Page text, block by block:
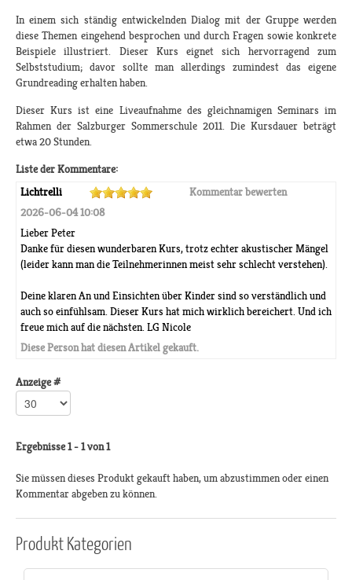
In einem sich ständig entwickelnden Dialog mit der Gruppe werden
diese Themen eingehend besprochen und durch Fragen sowie konkrete
Beispiele illustriert. Dieser Kurs eignet sich hervorragend zum
Selbststudium; davor sollte man allerdings zumindest das eigene
Grundreading erhalten haben.
Dieser Kurs ist eine Liveaufnahme des gleichnamigen Seminars im
Rahmen der Salzburger Sommerschule 2011. Die Kursdauer beträgt
etwa 20 Stunden.
Liste der Kommentare:
Lichtrelli
Kommentar bewerten
2026-06-04 10:08
Lieber Peter
Danke für diesen wunderbaren Kurs, trotz echter akustischer Mängel
(leider kann man die Teilnehmerinnen meist sehr schlecht verstehen).
Deine klaren An und Einsichten über Kinder sind so verständlich und
auch so einfühlsam. Dieser Kurs hat mich wirklich bereichert. Und ich
freue mich auf die nächsten. LG Nicole
Diese Person hat diesen Artikel gekauft.
Anzeige #
Ergebnisse 1 - 1 von 1
Sie müssen dieses Produkt gekauft haben, um abzustimmen oder einen
Kommentar abgeben zu können.
ProduktKategorien